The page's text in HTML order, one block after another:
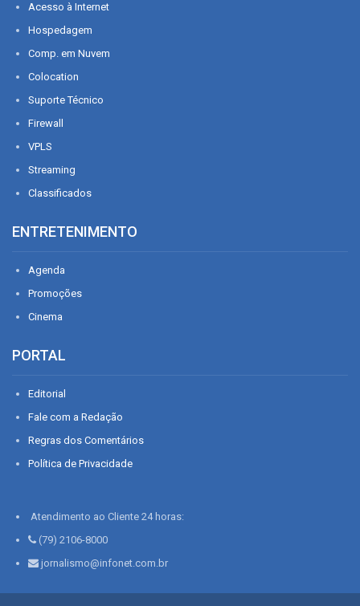
Acesso à Internet
Hospedagem
Comp. em Nuvem
Colocation
Suporte Técnico
Firewall
VPLS
Streaming
Classificados
ENTRETENIMENTO
Agenda
Promoções
Cinema
PORTAL
Editorial
Fale com a Redação
Regras dos Comentários
Política de Privacidade
Atendimento ao Cliente 24 horas:
(79) 2106-8000
jornalismo@infonet.com.br